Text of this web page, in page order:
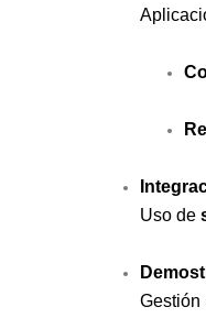
Uso de
Gestión